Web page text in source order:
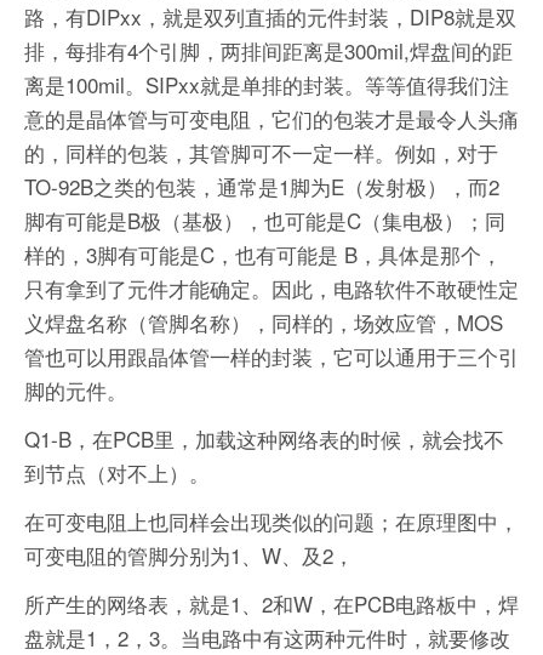
路，有DIPxx，就是双列直插的元件封装，DIP8就是双
排，每排有4个引脚，两排间距离是300mil,焊盘间的距
离是100mil。SIPxx就是单排的封装。等等值得我们注
意的是晶体管与可变电阻，它们的包装才是最令人头痛
的，同样的包装，其管脚可不一定一样。例如，对于
TO-92B之类的包装，通常是1脚为E（发射极），而2
脚有可能是B极（基极），也可能是C（集电极）；同
样的，3脚有可能是C，也有可能是 B，具体是那个，
只有拿到了元件才能确定。因此，电路软件不敢硬性定
义焊盘名称（管脚名称），同样的，场效应管，MOS
管也可以用跟晶体管一样的封装，它可以通用于三个引
脚的元件。
Q1-B，在PCB里，加载这种网络表的时候，就会找不
到节点（对不上）。
在可变电阻上也同样会出现类似的问题；在原理图中，
可变电阻的管脚分别为1、W、及2，
所产生的网络表，就是1、2和W，在PCB电路板中，焊
盘就是1，2，3。当电路中有这两种元件时，就要修改